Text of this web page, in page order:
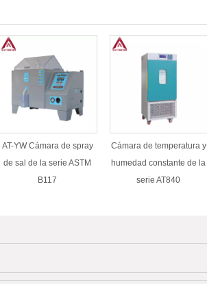
AT-YW Cámara de spray
de sal de la serie ASTM
B117
Cámara de temperatura y
humedad constante de la
serie AT840